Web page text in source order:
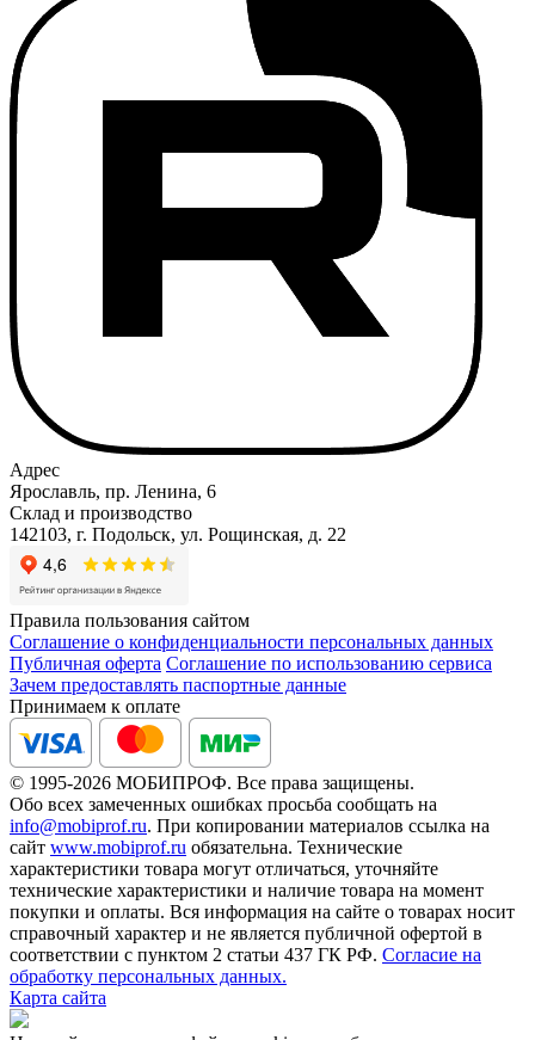
Адрес
Ярославль, пр. Ленина, 6
Склад и производство
142103, г. Подольск, ул. Рощинская, д. 22
Правила пользования сайтом
Соглашение о конфиденциальности персональных данных
Публичная оферта Соглашение по использованию сервиса
Зачем предоставлять паспортные данные
Принимаем к оплате
© 1995-2026 МОБИПРОФ. Все права защищены.
Обо всех замеченных ошибках просьба сообщать на
info@mobiprof.ru. При копировании материалов ссылка на
сайт www.mobiprof.ru обязательна. Технические
характеристики товара могут отличаться, уточняйте
технические характеристики и наличие товара на момент
покупки и оплаты. Вся информация на сайте о товарах носит
справочный характер и не является публичной офертой в
соответствии с пунктом 2 статьи 437 ГК РФ. Согласие на
обработку персональных данных.
Карта сайта